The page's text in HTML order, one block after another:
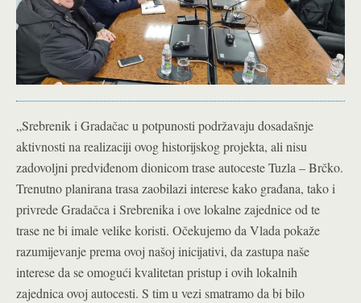
„Srebrenik i Gradačac u potpunosti podržavaju dosadašnje
aktivnosti na realizaciji ovog historijskog projekta, ali nisu
zadovoljni predviđenom dionicom trase autoceste Tuzla – Brčko.
Trenutno planirana trasa zaobilazi interese kako građana, tako i
privrede Gradačca i Srebrenika i ove lokalne zajednice od te
trase ne bi imale velike koristi. Očekujemo da Vlada pokaže
razumijevanje prema ovoj našoj inicijativi, da zastupa naše
interese da se omogući kvalitetan pristup i ovih lokalnih
zajednica ovoj autocesti. S tim u vezi smatramo da bi bilo